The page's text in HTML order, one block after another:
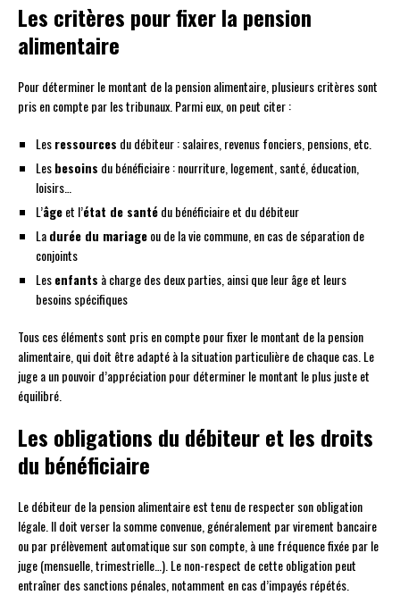
Les critères pour fixer la pension
alimentaire
Pour déterminer le montant de la pension alimentaire, plusieurs critères sont
pris en compte par les tribunaux. Parmi eux, on peut citer :
Lesressources du débiteur : salaires, revenus fonciers, pensions, etc.
Lesbesoins du bénéficiaire : nourriture, logement, santé, éducation,
loisirs…
L’âgeet l’état de santédu bénéficiaire et du débiteur
Ladurée du mariageou de la vie commune, en cas de séparation de
conjoints
Lesenfants à charge des deux parties, ainsi que leur âge et leurs
besoins spécifiques
Tous ces éléments sont pris en compte pour fixer le montant de la pension
alimentaire, qui doit être adapté à la situation particulière de chaque cas. Le
juge a un pouvoir d’appréciation pour déterminer le montant le plus juste et
équilibré.
Les obligations du débiteur et les droits
du bénéficiaire
Le débiteur de la pension alimentaire est tenu de respecter son obligation
légale. Il doit verser la somme convenue, généralement par virement bancaire
ou par prélèvement automatique sur son compte, à une fréquence fixée par le
juge (mensuelle, trimestrielle…). Le non-respect de cette obligation peut
entraîner des sanctions pénales, notamment en cas d’impayés répétés.